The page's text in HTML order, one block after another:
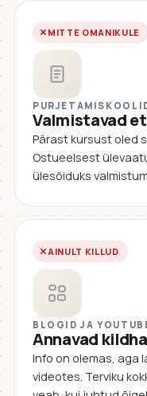
MITTE OMANIKULE
Valmistavad
Pärast kursust oled
Ostueelsest
ülesõiduks
AINULT KILLUD
BLOGID JA
Annavad
Info on olemas, aga
videotes. Terviku